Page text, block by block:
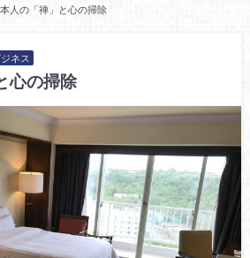
人の「禅」と心の掃除
ネス
心の掃除